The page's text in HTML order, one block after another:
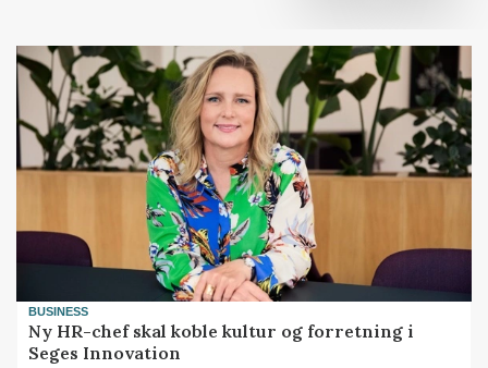
BUSINESS
Ny HR-chef skal koble kultur og forretning i
Seges Innovation